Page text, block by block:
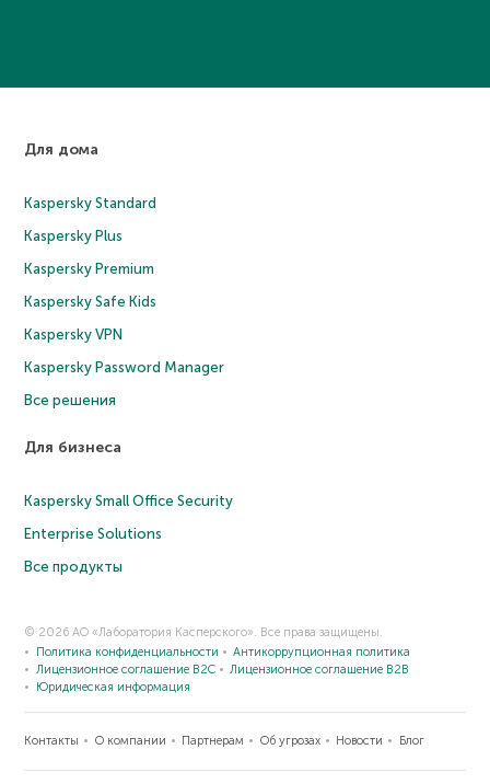
Для дома
Kaspersky Standard
Kaspersky Plus
Kaspersky Premium
Kaspersky Safe Kids
Kaspersky VPN
Kaspersky Password Manager
Все решения
Для бизнеса
Kaspersky Small Office Security
Enterprise Solutions
Все продукты
© 2026 АО «Лаборатория Касперского». Все права защищены.
Политика конфиденциальности
Антикоррупционная политика
Лицензионное соглашение B2C
Лицензионное соглашение B2B
Юридическая информация
Контакты О компании Партнерам Об угрозах Новости Блог